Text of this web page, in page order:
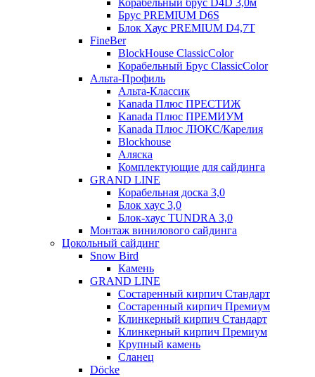
Корабельный брус D4D 3,0м
Брус PREMIUM D6S
Блок Хаус PREMIUM D4,7T
FineBer
BlockHouse ClassicColor
Корабельный Брус ClassicColor
Альта-Профиль
Альта-Классик
Kanada Плюс ПРЕСТИЖ
Kanada Плюс ПРЕМИУМ
Kanada Плюс ЛЮКС/Карелия
Blockhouse
Аляска
Комплектующие для сайдинга
GRAND LINE
Корабельная доска 3,0
Блок хаус 3,0
Блок-хаус TUNDRA 3,0
Монтаж винилового сайдинга
Цокольный сайдинг
Snow Bird
Камень
GRAND LINE
Состаренный кирпич Стандарт
Состаренный кирпич Премиум
Клинкерный кирпич Стандарт
Клинкерный кирпич Премиум
Крупный камень
Сланец
Döcke